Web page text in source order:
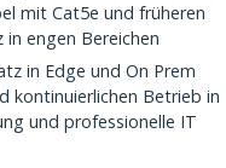
mit Cat5e und früheren
engen Bereichen
in Edge und On Prem
kontinuierlichen Betrieb in
und professionelle IT